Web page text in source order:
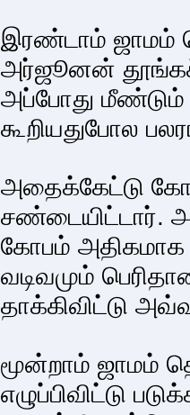
இரண்டாம் ஜாமம்
அர்ஜூனன்
அப்போது
கூறியதுபோல
அதைக்கேட்டு
சண்டையிட்டார்.
கோபம் அதிகமாக
வடிவமும்
தாக்கிவிட்டு
மூன்றாம் ஜாமம்
எழுப்பிவிட்டு